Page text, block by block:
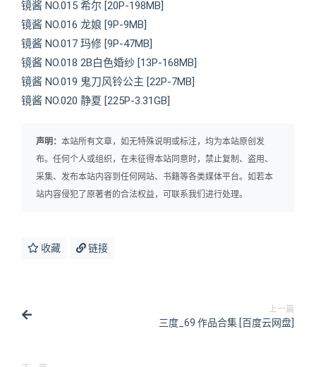
镜酱 NO.015 希尔 [20P-198MB]
镜酱 NO.016 龙娘 [9P-9MB]
镜酱 NO.017 玛修 [9P-47MB]
镜酱 NO.018 2B白色婚纱 [13P-168MB]
镜酱 NO.019 鬼刀风铃公主 [22P-7MB]
镜酱 NO.020 静夏 [225P-3.31GB]
声明： 本站所有文章，如无特殊说明或标注，均为本站原创发
布。任何个人或组织，在未征得本站同意时，禁止复制、盗用、
采集、发布本站内容到任何网站、书籍等各类媒体平台。如若本
站内容侵犯了原著者的合法权益，可联系我们进行处理。
收藏 链接
上一篇
三度_69 作品合集 [百度云网盘]